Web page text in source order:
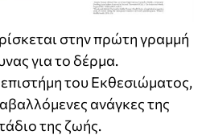
στην πρώτη γραμμή
για το δέρμα.
του Εκθεσιώματος,
ανάγκες της
της ζωής.